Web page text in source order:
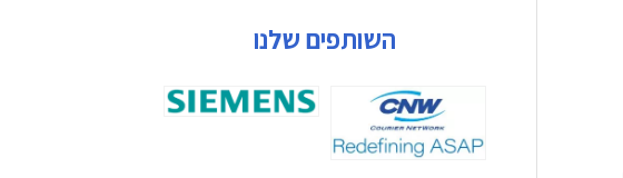
השותפים שלנו